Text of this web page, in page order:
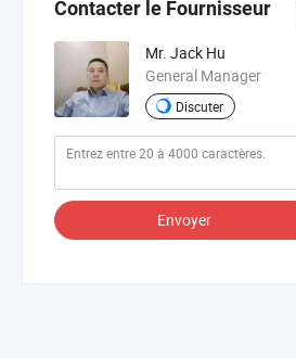
Contacter le Fournisseur
Mr. Jack Hu
General Manager
Discuter
Envoyer